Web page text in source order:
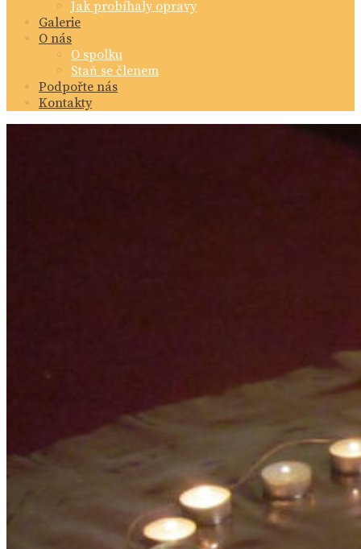
Jak probíhaly opravy
Galerie
O nás
O spolku
Staň se členem
Podpořte nás
Kontakty